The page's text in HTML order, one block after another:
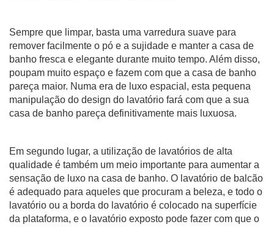
Sempre que limpar, basta uma varredura suave para
remover facilmente o pó e a sujidade e manter a casa de
banho fresca e elegante durante muito tempo. Além disso,
poupam muito espaço e fazem com que a casa de banho
pareça maior. Numa era de luxo espacial, esta pequena
manipulação do design do lavatório fará com que a sua
casa de banho pareça definitivamente mais luxuosa.
Em segundo lugar, a utilização de lavatórios de alta
qualidade é também um meio importante para aumentar a
sensação de luxo na casa de banho. O lavatório de balcão
é adequado para aqueles que procuram a beleza, e todo o
lavatório ou a borda do lavatório é colocado na superfície
da plataforma, e o lavatório exposto pode fazer com que o